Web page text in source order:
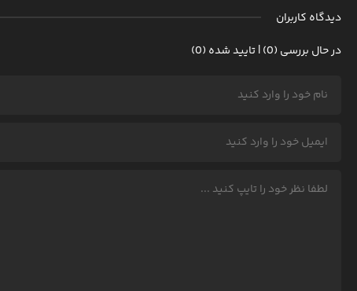
دیدگاه کاربران
در حال بررسی (0) | تایید شده (0)